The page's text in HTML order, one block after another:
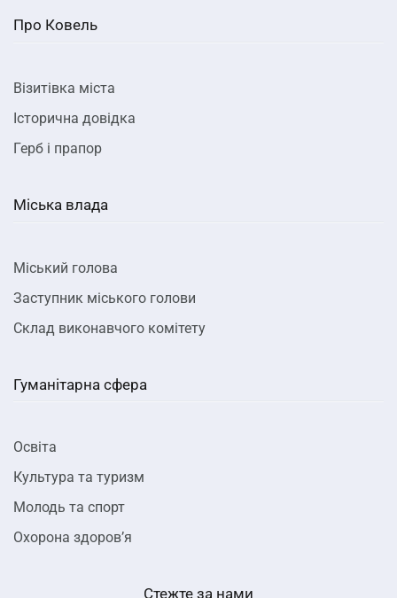
Про Ковель
Візитівка міста
Історична довідка
Герб і прапор
Міська влада
Міський голова
Заступник міського голови
Склад виконавчого комітету
Гуманітарна сфера
Освіта
Культура та туризм
Молодь та спорт
Охорона здоров’я
Стежте за нами